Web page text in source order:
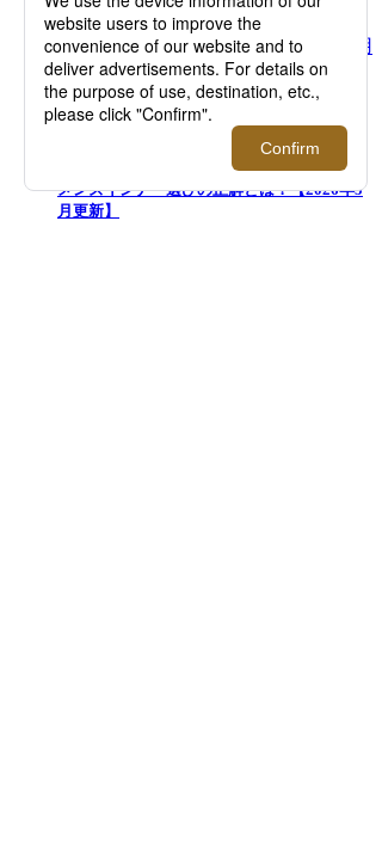
夏のズボン下の汗対策には「ロンパンをは
く」がおすすめ！3人の愛用者が語る、夏の
メンズインナー選びの正解とは？【2026年5
月更新】